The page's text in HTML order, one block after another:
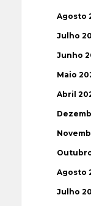
Agosto
Julho
Junho
Maio
Abril
Agosto
Julho